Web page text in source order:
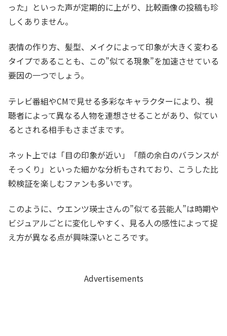
った」といった声が定期的に上がり、比較画像の投稿も珍
しくありません。
表情の作り方、髪型、メイクによって印象が大きく変わる
タイプであることも、この”似てる現象”を加速させている
要因の一つでしょう。
テレビ番組やCMで見せる多彩なキャラクターにより、視
聴者によって異なる人物を連想させることがあり、似てい
るとされる相手もさまざまです。
ネット上では「目の印象が近い」「顔の余白のバランスが
そっくり」といった細かな分析もされており、こうした比
較検証を楽しむファンも多いです。
このように、ウエンツ瑛士さんの”似てる芸能人”は時期や
ビジュアルごとに変化しやすく、見る人の感性によって捉
え方が異なる点が興味深いところです。
Advertisements